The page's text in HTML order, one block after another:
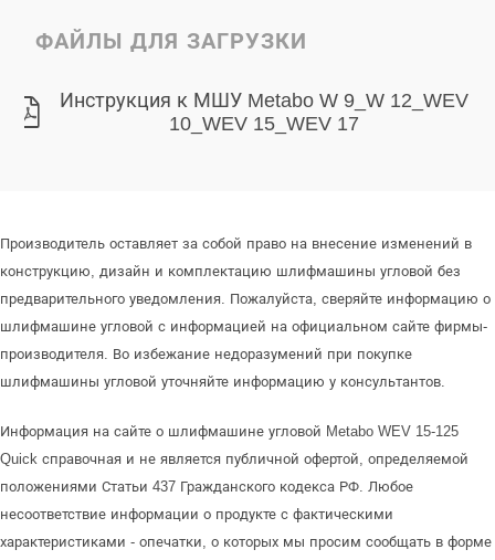
ФАЙЛЫ ДЛЯ ЗАГРУЗКИ
Инструкция к МШУ Metabo W 9_W 12_WEV
10_WEV 15_WEV 17
Производитель оставляет за собой право на внесение изменений в
конструкцию, дизайн и комплектацию шлифмашины угловой без
предварительного уведомления. Пожалуйста, сверяйте информацию о
шлифмашине угловой с информацией на официальном сайте фирмы-
производителя. Во избежание недоразумений при покупке
шлифмашины угловой уточняйте информацию у консультантов.
Информация на сайте о шлифмашине угловой Metabo WEV 15-125
Quick справочная и не является публичной офертой, определяемой
положениями Статьи 437 Гражданского кодекса РФ. Любое
несоответствие информации о продукте с фактическими
характеристиками - опечатки, о которых мы просим сообщать в форме